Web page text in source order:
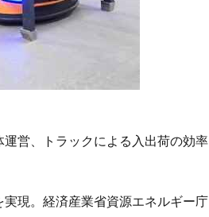
営、トラックによる入出荷の効率
現。経済産業省資源エネルギー庁